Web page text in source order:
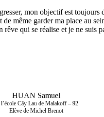
mon objectif est toujours
même garder ma place au
qui se réalise et je ne suis
HUAN Samuel
l’école Cây Lau de Malakoff – 92
Elève de Michel Brenot